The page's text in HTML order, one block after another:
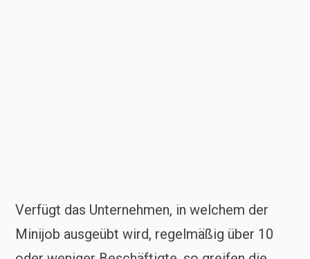
Verfügt das Unternehmen, in welchem der
Minijob ausgeübt wird, regelmäßig über 10